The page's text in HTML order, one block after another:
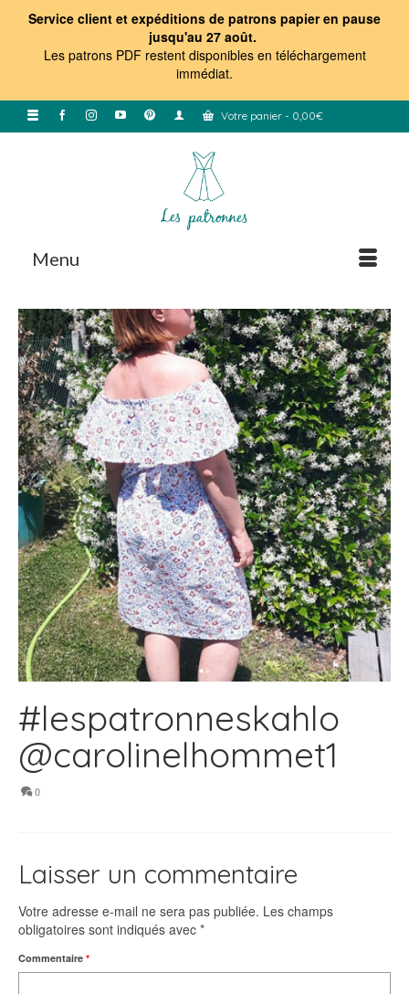
Service client et expéditions de patrons papier en pause
jusqu'au 27 août.
Les patrons PDF restent disponibles en téléchargement
immédiat.
Votre panier - 0,00€
Menu
#lespatronneskahlo
@carolinelhommet1
0
Laisser un commentaire
Votre adresse e-mail ne sera pas publiée. Les champs
obligatoires sont indiqués avec *
Commentaire *